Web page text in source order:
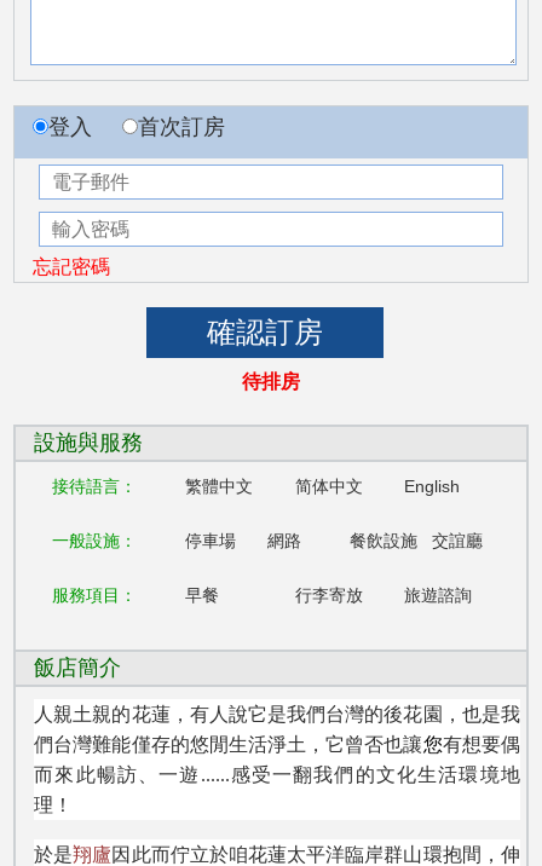
登入 首次訂房
忘記密碼
待排房
設施與服務
接待語言： 繁體中文 简体中文 English
一般設施： 停車場 網路 餐飲設施 交誼廳
服務項目： 早餐 行李寄放 旅遊諮詢
飯店簡介
人親土親的花蓮，有人說它是我們台灣的後花園，也是我
們台灣難能僅存的悠閒生活淨土，它曾否也讓您有想要偶
而來此暢訪、一遊......感受一翻我們的文化生活環境地
理！
於是翔廬因此而佇立於咱花蓮太平洋臨岸群山環抱間，伸